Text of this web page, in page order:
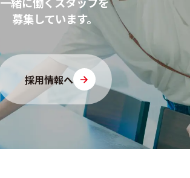
募集しています。
採用情報へ